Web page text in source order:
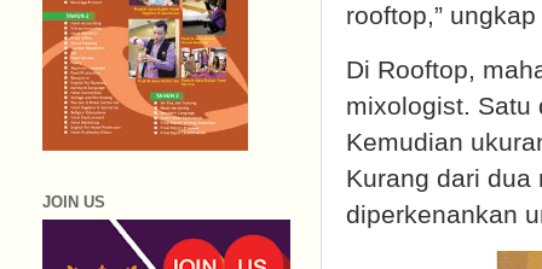
rooftop,”
Di Rooftop,
mixologist.
Kemudian
Kurang dari
diperkenankan
JOIN US